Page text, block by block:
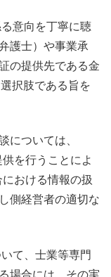
意向を丁寧に聴
護士）や事業承
の提供先である金
択肢である旨を
については、
を行うことによ
おける情報の扱
側経営者の適切な
て、士業等専門
場合には、その実